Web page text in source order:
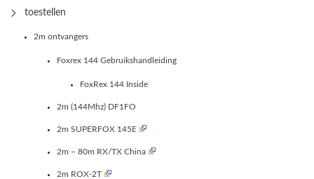
toestellen
2m ontvangers
Foxrex 144 Gebruikshandleiding
FoxRex 144 Inside
2m (144Mhz) DF1FO
2m SUPERFOX 145E
2m – 80m RX/TX China
2m ROX-2T